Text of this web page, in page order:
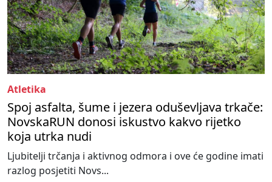
Atletika
Spoj asfalta, šume i jezera oduševljava trkače:
NovskaRUN donosi iskustvo kakvo rijetko
koja utrka nudi
Ljubitelji trčanja i aktivnog odmora i ove će godine imati
razlog posjetiti Novs...